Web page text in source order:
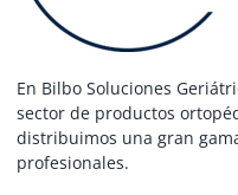
En Bilbo Soluciones
sector de productos
distribuimos una gran
profesionales.